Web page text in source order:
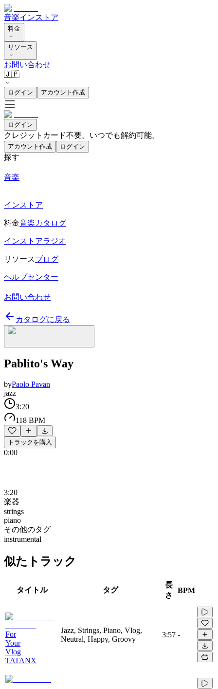
音楽インストア
料金
リソース
お問い合わせ
🇯🇵
ログイン アカウント作成
ログイン
クレジットカード不要。いつでも解約可能。
アカウント作成 ログイン
探す
音楽
インストア
料金音楽カタログ
インストアラジオ
リソースブログ
ヘルプセンター
お問い合わせ
カタログに戻る
Pablito's Way
byPaolo Pavan
jazz
3:20
118 BPM
トラックを購入
0:00
3:20
楽器
strings
piano
その他のタグ
instrumental
似たトラック
タイトル タグ
長
さ
BPM
For
Your
Vlog
TATANX
Jazz, Strings, Piano, Vlog,
Neutral, Happy, Groovy
3:57 -